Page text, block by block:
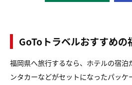
GoToトラベルおすすめの
福岡県へ旅行するなら、ホテルの宿泊
ンタカーなどがセットになったパッケ